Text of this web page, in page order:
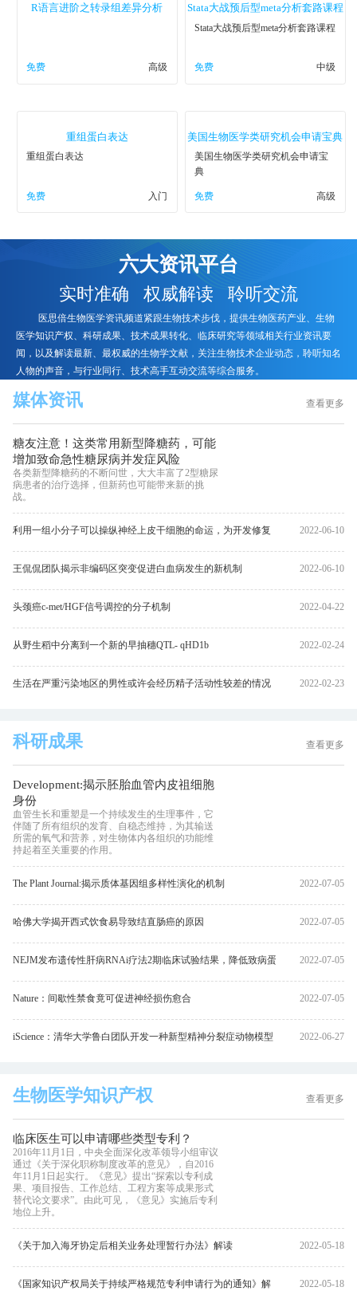
R语言进阶之转录组差异分析
免费 高级
Stata大战预后型meta分析套路课程
Stata大战预后型meta分析套路课程
免费 中级
重组蛋白表达
重组蛋白表达
免费 入门
美国生物医学类研究机会申请宝典
美国生物医学类研究机会申请宝
典
免费 高级
六大资讯平台
实时准确 权威解读 聆听交流
医思倍生物医学资讯频道紧跟生物技术步伐，提供生物医药产业、生物
医学知识产权、科研成果、技术成果转化、临床研究等领域相关行业资讯要
闻，以及解读最新、最权威的生物学文献，关注生物技术企业动态，聆听知名
人物的声音，与行业同行、技术高手互动交流等综合服务。
媒体资讯 查看更多
糖友注意！这类常用新型降糖药，可能
增加致命急性糖尿病并发症风险
各类新型降糖药的不断问世，大大丰富了2型糖尿
病患者的治疗选择，但新药也可能带来新的挑
战。
利用一组小分子可以操纵神经上皮干细胞的命运，为开发修复
大脑损伤方法更接近一步
2022-06-10
王侃侃团队揭示非编码区突变促进白血病发生的新机制 2022-06-10
头颈癌c-met/HGF信号调控的分子机制 2022-04-22
从野生稻中分离到一个新的早抽穗QTL- qHD1b 2022-02-24
生活在严重污染地区的男性或许会经历精子活动性较差的情况 2022-02-23
科研成果 查看更多
Development:揭示胚胎血管内皮祖细胞
身份
血管生长和重塑是一个持续发生的生理事件，它
伴随了所有组织的发育、自稳态维持，为其输送
所需的氧气和营养，对生物体内各组织的功能维
持起着至关重要的作用。
The Plant Journal:揭示质体基因组多样性演化的机制 2022-07-05
哈佛大学揭开西式饮食易导致结直肠癌的原因 2022-07-05
NEJM发布遗传性肝病RNAi疗法2期临床试验结果，降低致病蛋
白83%
2022-07-05
Nature：间歇性禁食竟可促进神经损伤愈合 2022-07-05
iScience：清华大学鲁白团队开发一种新型精神分裂症动物模型 2022-06-27
生物医学知识产权 查看更多
临床医生可以申请哪些类型专利？
2016年11月1日，中央全面深化改革领导小组审议
通过《关于深化职称制度改革的意见》，自2016
年11月1日起实行。《意见》提出“探索以专利成
果、项目报告、工作总结、工程方案等成果形式
替代论文要求”。由此可见，《意见》实施后专利
地位上升。
《关于加入海牙协定后相关业务处理暂行办法》解读 2022-05-18
《国家知识产权局关于持续严格规范专利申请行为的通知》解 2022-05-18